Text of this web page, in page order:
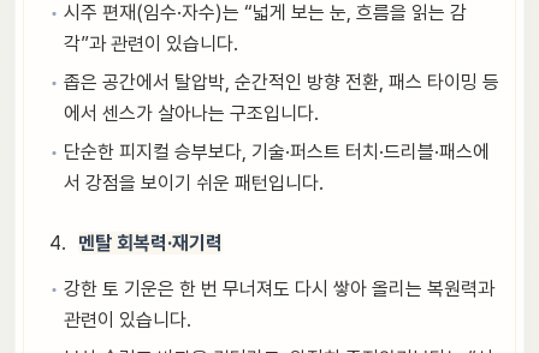
시주 편재(임수·자수)는 “넓게 보는 눈, 흐름을 읽는 감
각”과 관련이 있습니다.
좁은 공간에서 탈압박, 순간적인 방향 전환, 패스 타이밍 등
에서 센스가 살아나는 구조입니다.
단순한 피지컬 승부보다, 기술·퍼스트 터치·드리블·패스에
서 강점을 보이기 쉬운 패턴입니다.
멘탈 회복력·재기력
강한 토 기운은 한 번 무너져도 다시 쌓아 올리는 복원력과
관련이 있습니다.